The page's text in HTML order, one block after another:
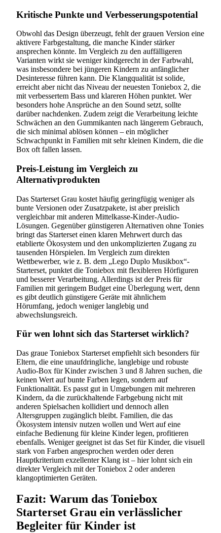
Kritische Punkte und Verbesserungspotential
Obwohl das Design überzeugt, fehlt der grauen Version eine
aktivere Farbgestaltung, die manche Kinder stärker
ansprechen könnte. Im Vergleich zu den auffälligeren
Varianten wirkt sie weniger kindgerecht in der Farbwahl,
was insbesondere bei jüngeren Kindern zu anfänglicher
Desinteresse führen kann. Die Klangqualität ist solide,
erreicht aber nicht das Niveau der neuesten Toniebox 2, die
mit verbessertem Bass und klareren Höhen punktet. Wer
besonders hohe Ansprüche an den Sound setzt, sollte
darüber nachdenken. Zudem zeigt die Verarbeitung leichte
Schwächen an den Gummikanten nach längerem Gebrauch,
die sich minimal ablösen können – ein möglicher
Schwachpunkt in Familien mit sehr kleinen Kindern, die die
Box oft fallen lassen.
Preis-Leistung im Vergleich zu
Alternativprodukten
Das Starterset Grau kostet häufig geringfügig weniger als
bunte Versionen oder Zusatzpakete, ist aber preislich
vergleichbar mit anderen Mittelkasse-Kinder-Audio-
Lösungen. Gegenüber günstigeren Alternativen ohne Tonies
bringt das Starterset einen klaren Mehrwert durch das
etablierte Ökosystem und den unkomplizierten Zugang zu
tausenden Hörspielen. Im Vergleich zum direkten
Wettbewerber, wie z. B. dem „Lego Duplo Musikbox“-
Starterset, punktet die Toniebox mit flexibleren Hörfiguren
und besserer Verarbeitung. Allerdings ist der Preis für
Familien mit geringem Budget eine Überlegung wert, denn
es gibt deutlich günstigere Geräte mit ähnlichem
Hörumfang, jedoch weniger langlebig und
abwechslungsreich.
Für wen lohnt sich das Starterset wirklich?
Das graue Toniebox Starterset empfiehlt sich besonders für
Eltern, die eine unaufdringliche, langlebige und robuste
Audio-Box für Kinder zwischen 3 und 8 Jahren suchen, die
keinen Wert auf bunte Farben legen, sondern auf
Funktionalität. Es passt gut in Umgebungen mit mehreren
Kindern, da die zurückhaltende Farbgebung nicht mit
anderen Spielsachen kollidiert und dennoch allen
Altersgruppen zugänglich bleibt. Familien, die das
Ökosystem intensiv nutzen wollen und Wert auf eine
einfache Bedienung für kleine Kinder legen, profitieren
ebenfalls. Weniger geeignet ist das Set für Kinder, die visuell
stark von Farben angesprochen werden oder deren
Hauptkriterium exzellenter Klang ist – hier lohnt sich ein
direkter Vergleich mit der Toniebox 2 oder anderen
klangoptimierten Geräten.
Fazit: Warum das Toniebox
Starterset Grau ein verlässlicher
Begleiter für Kinder ist